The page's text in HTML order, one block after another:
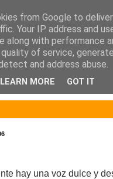
hay una voz dulce y
from Google to
Your IP address and
along with performance
of service,
and address abuse.
LEARN MORE GOT IT